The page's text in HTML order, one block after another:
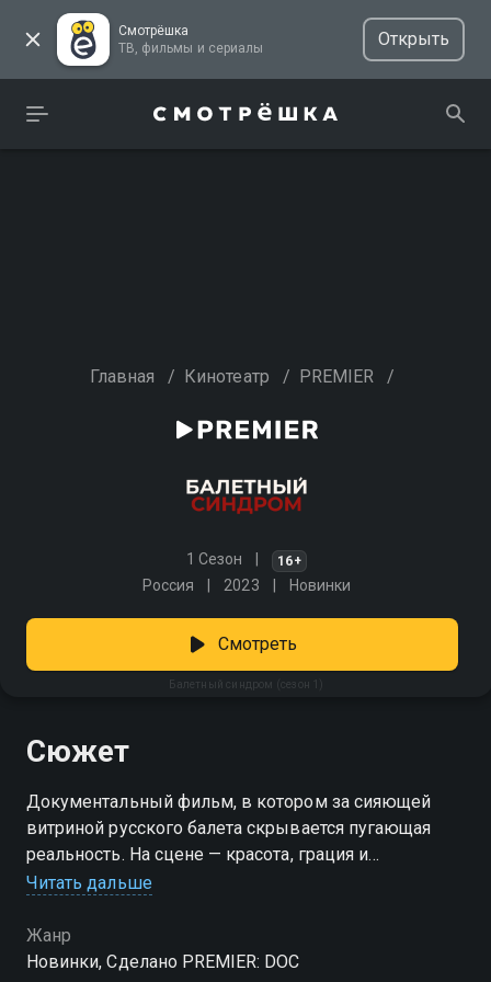
Смотрёшка
ТВ, фильмы и сериалы
Открыть
Главная / Кинотеатр / PREMIER /
1 Сезон 16+
Россия 2023 Новинки
Балетный синдром (сезон 1)
Смотреть
Сюжет
Документальный фильм, в котором за сияющей
витриной русского балета скрывается пугающая
реальность. На сцене — красота, грация и
восторженные аплодисменты. А за кулисами —
которые опасно. Почему артисты годами терпят
домогательства и унижения от педагогов и
Читать дальше
Жанр
Новинки, Сделано PREMIER: DOC